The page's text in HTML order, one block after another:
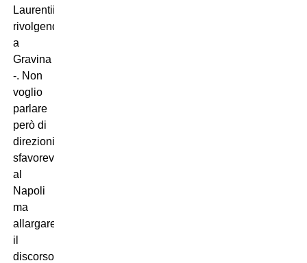
Laurentiis
rivolgendosi
a
Gravina
-. Non
voglio
parlare
però di
direzioni
sfavorevoli
al
Napoli
ma
allargare
il
discorso